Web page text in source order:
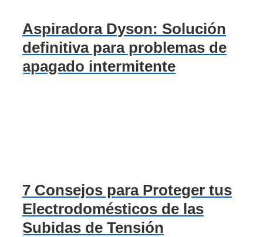
Aspiradora Dyson: Solución
definitiva para problemas de
apagado intermitente
7 Consejos para Proteger tus
Electrodomésticos de las
Subidas de Tensión